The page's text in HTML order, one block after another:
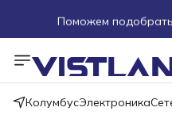
Поможем
Пуско-
Пришлите
КолумбусЭлектроника